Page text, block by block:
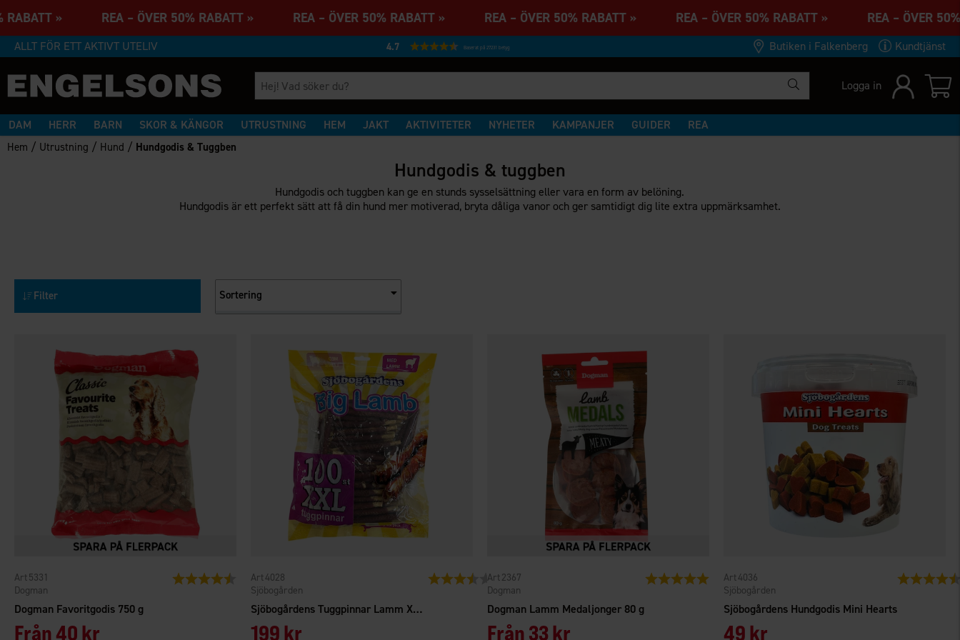
RABATT » REA – ÖVER 50% RABATT » REA – ÖVER 50% RABATT » REA – ÖVER 50% RABATT » REA – ÖVER 50% RABATT » REA –
ALLT FÖR ETT AKTIVT UTELIV 4.7 Baserat på 27231 betyg Butiken i Falkenberg Kundtjänst
Logga in
DAM HERR BARN SKOR & KÄNGOR UTRUSTNING HEM JAKT AKTIVITETER NYHETER KAMPANJER GUIDER REA
Hem / Utrustning / Hund / Hundgodis & Tuggben
Hundgodis & tuggben
Hundgodis och tuggben kan ge en stunds sysselsättning eller vara en form av belöning.
Hundgodis är ett perfekt sätt att få din hund mer motiverad, bryta dåliga vanor och ger samtidigt dig lite extra uppmärksamhet.
Filter Sortering
Dogman Favoritgodis 750 g
Dogman
5331
Från40 kr
Betyg: 4.7 utav 5 stjärnor
Sjöbogårdens Tuggpinnar Lamm XXL 100-pack
Sjöbogården
4028
199 kr
Betyg: 3.8 utav 5 stjärnor
Dogman Lamm Medaljonger 80 g
Dogman
2367
Från33 kr
Betyg: 5.0 utav 5 stjärnor
Sjöbogårdens Hundgodis Mini Hearts
Sjöbogården
4036
49 kr
Betyg: